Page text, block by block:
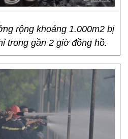
rộng khoảng 1.000m2 bị
trong gần 2 giờ đồng hồ.